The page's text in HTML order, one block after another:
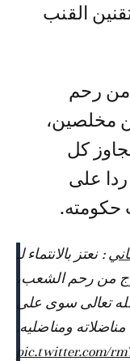
القنب
من رحم
مخلصين،
كل
على
حكومته.
: نعتز بالانتماء لـ
من رحم الشعب،
تعالى سوى على
ومناضليه.
pic.twitter.com/